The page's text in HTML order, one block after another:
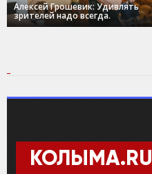
Алексей Грошевик: Удивлять
зрителей надо всегда.
КОЛЫМА.RU